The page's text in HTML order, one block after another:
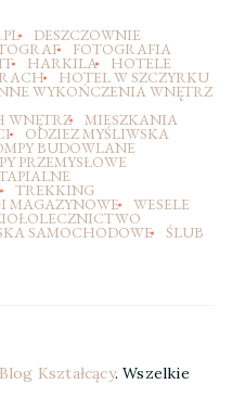
DESZCZOWNIE
FOTOGRAFIA
HARKILA HOTELE
HOTEL W SZCZYRKU
WYKOŃCZENIA WNĘTRZ
WNĘTRZ MIESZKANIA
ODZIEZ MYŚLIWSKA
BUDOWLANE
PRZEMYSŁOWE
TREKKING
MAGAZYNOWE WESELE
SAMOCHODOWE ŚLUB
Kształcący. Wszelkie